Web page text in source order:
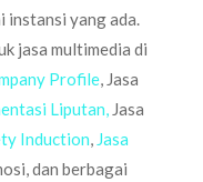
instansi yang ada.
jasa multimedia di
Profile, Jasa
Liputan, Jasa
Induction, Jasa
dan berbagai